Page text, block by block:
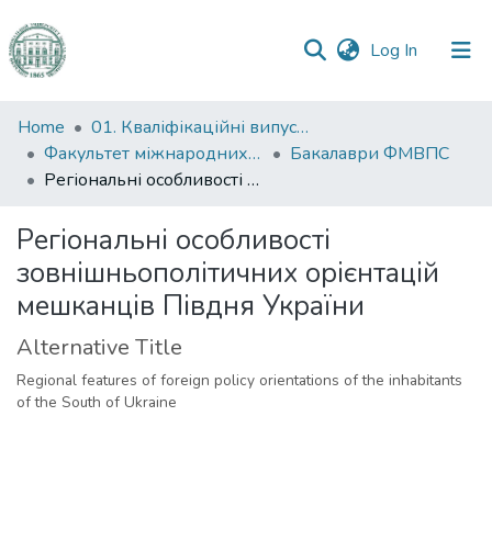
Log In (current)
Communities
&
Collections
Statistics
Home
01. Кваліфікаційні випускні роботи здобувачів вищої освіти
Факультет міжнародних відносин, політології та соціології
Бакалаври ФМВПС
Регіональні особливості зовнішньополітичних орієнтацій мешканців Півдня України
Регіональні особливості
зовнішньополітичних орієнтацій
мешканців Півдня України
Alternative Title
Regional features of foreign policy orientations of the inhabitants
of the South of Ukraine